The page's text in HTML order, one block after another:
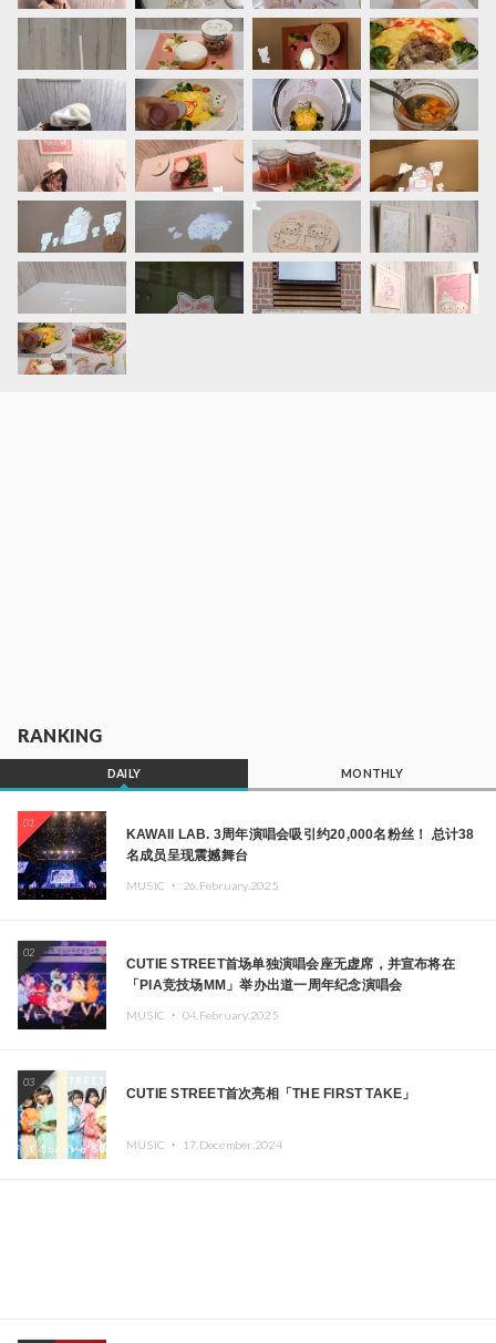
RANKING
DAILY MONTHLY
01
KAWAII LAB. 3周年演唱会吸引约20,000名粉丝！ 总计38
名成员呈现震撼舞台
MUSIC ・ 26.February.2025
02
CUTIE STREET首场单独演唱会座无虚席，并宣布将在
「PIA竞技场MM」举办出道一周年纪念演唱会
MUSIC ・ 04.February.2025
03
CUTIE STREET首次亮相「THE FIRST TAKE」
MUSIC ・ 17.December.2024